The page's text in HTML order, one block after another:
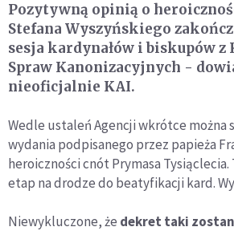
Pozytywną opinią o
Stefana Wyszyńskiego
sesja kardynałów i biskupów
Spraw Kanonizacyjnych -
nieoficjalnie KAI.
Wedle ustaleń Agencji wkrótce można
wydania podpisanego przez papieża
heroiczności cnót Prymasa Tysiąclecia.
etap na drodze do beatyfikacji kard.
Niewykluczone, że dekret taki